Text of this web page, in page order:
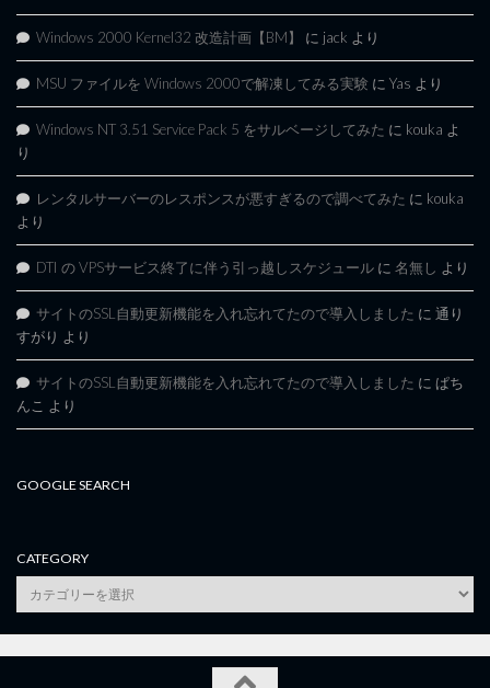
Windows 2000 Kernel32 改造計画【BM】 に jack より
MSU ファイルを Windows 2000で解凍してみる実験 に Yas より
Windows NT 3.51 Service Pack 5 をサルベージしてみた に kouka よ
り
レンタルサーバーのレスポンスが悪すぎるので調べてみた に kouka
より
DTI の VPSサービス終了に伴う引っ越しスケジュール に 名無し より
サイトのSSL自動更新機能を入れ忘れてたので導入しました に 通り
すがり より
サイトのSSL自動更新機能を入れ忘れてたので導入しました に ぱち
んこ より
GOOGLE SEARCH
CATEGORY
category